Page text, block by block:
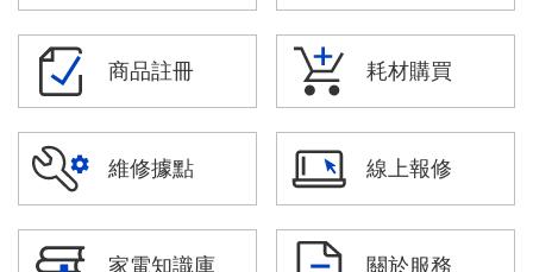
商品註冊 耗材購買
維修據點 線上報修
家電知識庫 關於服務